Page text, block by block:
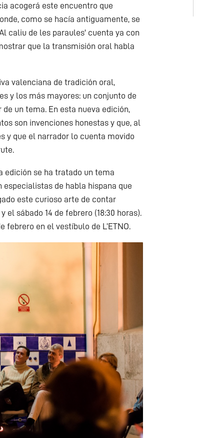
acogerá este encuentro que
como se hacía antiguamente, se
caliu de les paraules' cuenta ya con
que la transmisión oral habla
valenciana de tradición oral,
y los más mayores: un conjunto de
un tema. En esta nueva edición,
son invenciones honestas y que, al
y que el narrador lo cuenta movido
edición se ha tratado un tema
de habla hispana que
este curioso arte de contar
el sábado 14 de febrero (18:30 horas).
en el vestíbulo de L’ETNO.